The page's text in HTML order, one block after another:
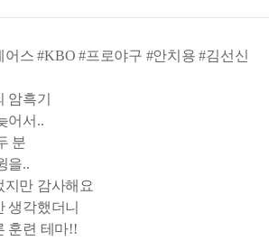
스 #KBO #프로야구 #안치용 #김선신
암흑기
어서..
분
을..
지만 감사해요
생각했더니
훈련 테마!!